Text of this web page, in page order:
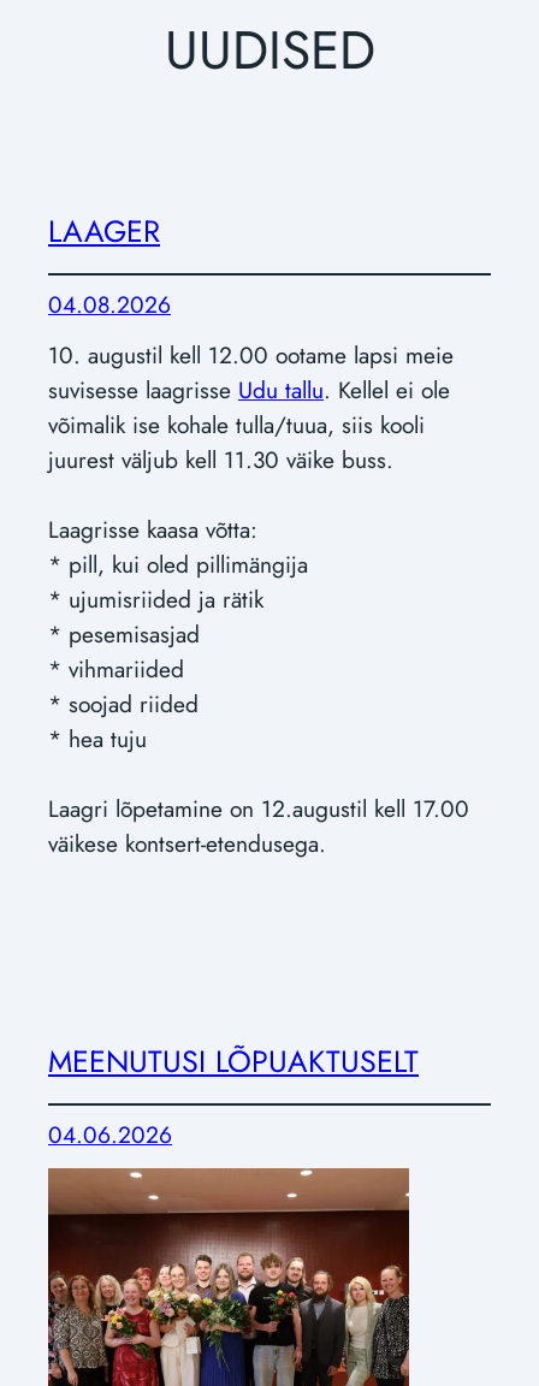
UUDISED
LAAGER
04.08.2026
10. augustil kell 12.00 ootame lapsi meie
suvisesse laagrisse Udu tallu. Kellel ei ole
võimalik ise kohale tulla/tuua, siis kooli
juurest väljub kell 11.30 väike buss.
Laagrisse kaasa võtta:
* pill, kui oled pillimängija
* ujumisriided ja rätik
* pesemisasjad
* vihmariided
* soojad riided
* hea tuju
Laagri lõpetamine on 12.augustil kell 17.00
väikese kontsert-etendusega.
MEENUTUSI LÕPUAKTUSELT
04.06.2026